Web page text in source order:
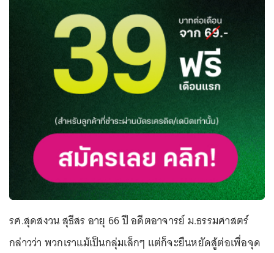
รศ.สุดสงวน สุธีสร อายุ 66 ปี อดีตอาจารย์ ม.ธรรมศาสตร์
กล่าวว่า พวกเราแม้เป็นกลุ่มเล็กๆ แต่ก็จะยืนหยัดสู้ต่อเพื่อจุด